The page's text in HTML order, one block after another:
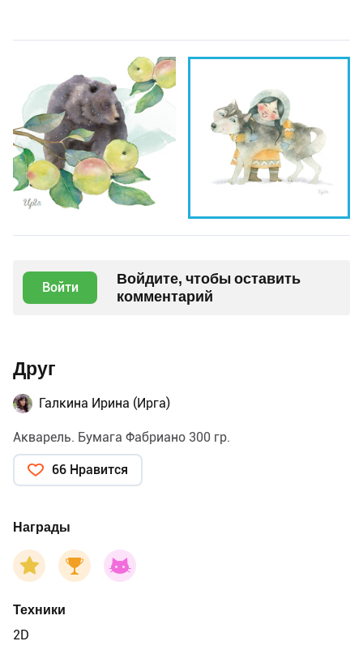
Войти
Войдите, чтобы оставить
комментарий
Друг
Галкина Ирина (Ирга)
Акварель. Бумага Фабриано 300 гр.
66 Нравится
Награды
Техники
2D